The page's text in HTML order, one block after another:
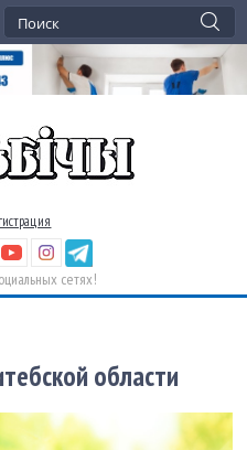
сетях!
области